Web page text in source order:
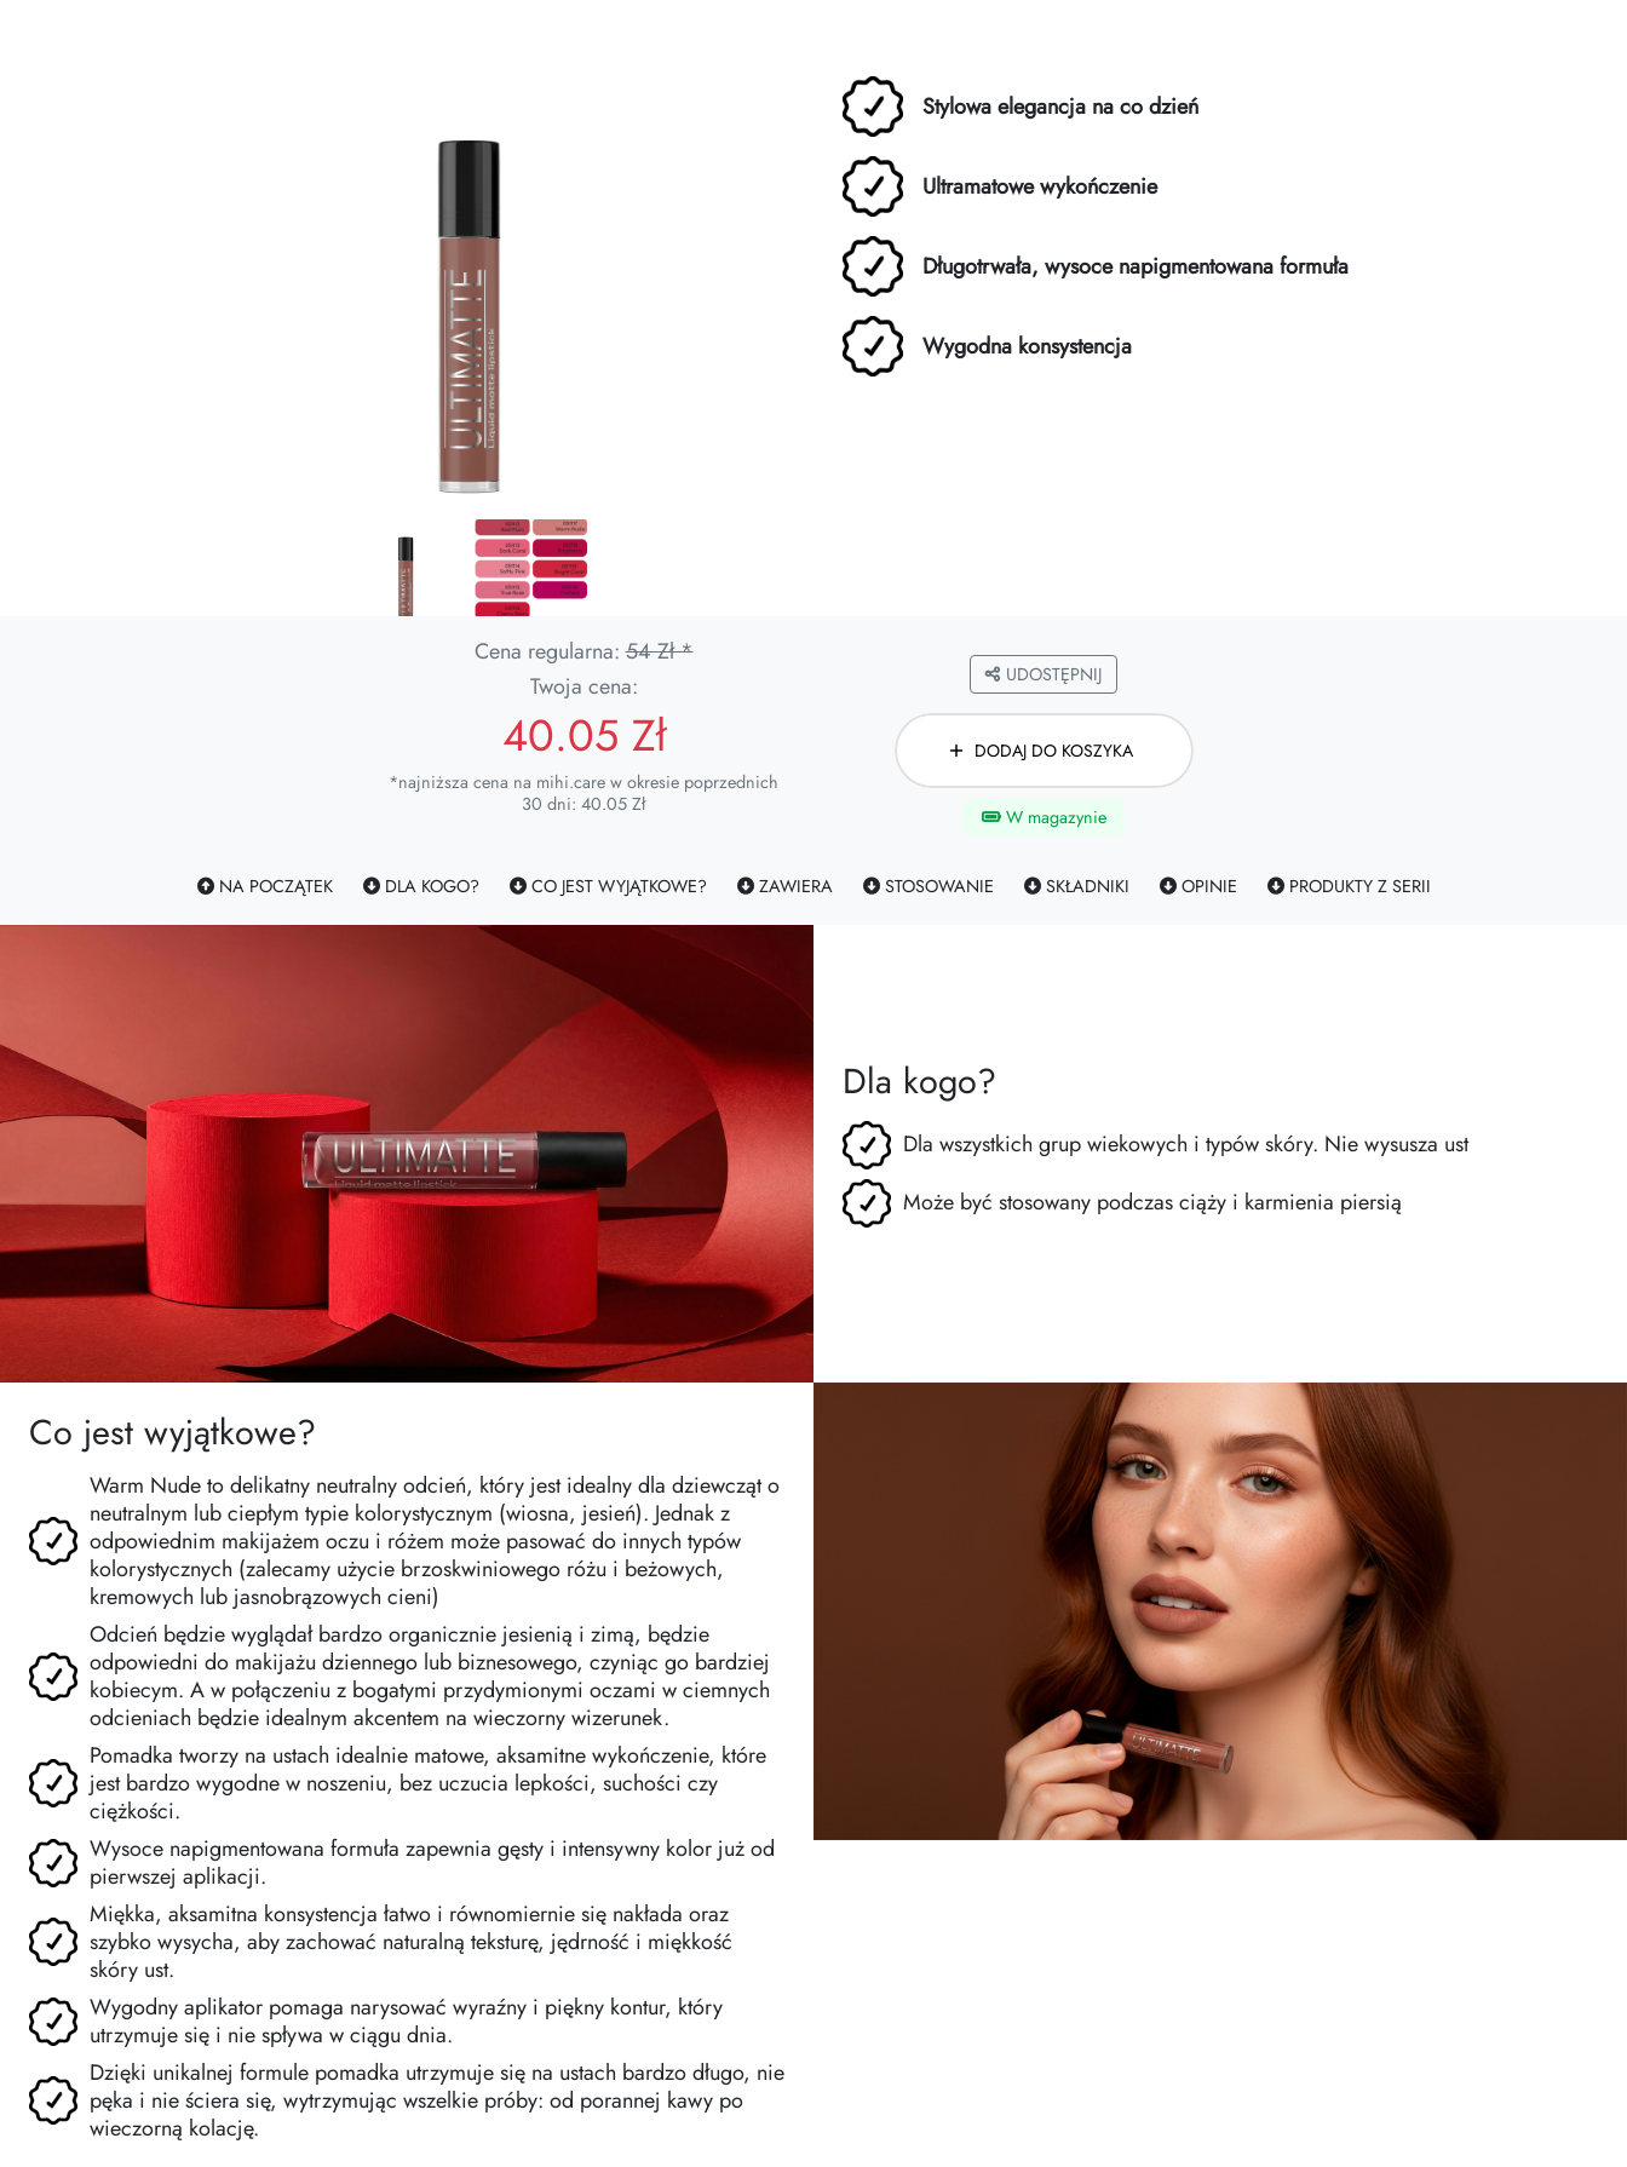
Stylowa elegancja na co dzień
Ultramatowe wykończenie
Długotrwała, wysoce napigmentowana formuła
Wygodna konsystencja
Cena regularna:54 Zł *
Twoja cena:
40.05 Zł
*najniższa cena na mihi.care w okresie poprzednich
30 dni: 40.05 Zł
UDOSTĘPNIJ
DODAJ DO KOSZYKA
W magazynie
NA POCZĄTEK DLA KOGO? CO JEST WYJĄTKOWE? ZAWIERA STOSOWANIE SKŁADNIKI OPINIE PRODUKTY Z SERII
Dla kogo?
Dla wszystkich grup wiekowych i typów skóry. Nie wysusza ust
Może być stosowany podczas ciąży i karmienia piersią
Co jest wyjątkowe?
Warm Nude to delikatny neutralny odcień, który jest idealny dla dziewcząt o
neutralnym lub ciepłym typie kolorystycznym (wiosna, jesień). Jednak z
odpowiednim makijażem oczu i różem może pasować do innych typów
kolorystycznych (zalecamy użycie brzoskwiniowego różu i beżowych,
kremowych lub jasnobrązowych cieni)
Odcień będzie wyglądał bardzo organicznie jesienią i zimą, będzie
odpowiedni do makijażu dziennego lub biznesowego, czyniąc go bardziej
kobiecym. A w połączeniu z bogatymi przydymionymi oczami w ciemnych
odcieniach będzie idealnym akcentem na wieczorny wizerunek.
Pomadka tworzy na ustach idealnie matowe, aksamitne wykończenie, które
jest bardzo wygodne w noszeniu, bez uczucia lepkości, suchości czy
ciężkości.
Wysoce napigmentowana formuła zapewnia gęsty i intensywny kolor już od
pierwszej aplikacji.
Miękka, aksamitna konsystencja łatwo i równomiernie się nakłada oraz
szybko wysycha, aby zachować naturalną teksturę, jędrność i miękkość
skóry ust.
Wygodny aplikator pomaga narysować wyraźny i piękny kontur, który
utrzymuje się i nie spływa w ciągu dnia.
Dzięki unikalnej formule pomadka utrzymuje się na ustach bardzo długo, nie
pęka i nie ściera się, wytrzymując wszelkie próby: od porannej kawy po
wieczorną kolację.